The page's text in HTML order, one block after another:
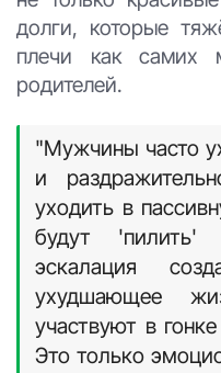
молодожёнов и
вооружений.
хорошему, а
что 'мой той
моих
предупредила
Роскошные тои
не только
долги, которые
плечи как самих
родителей.